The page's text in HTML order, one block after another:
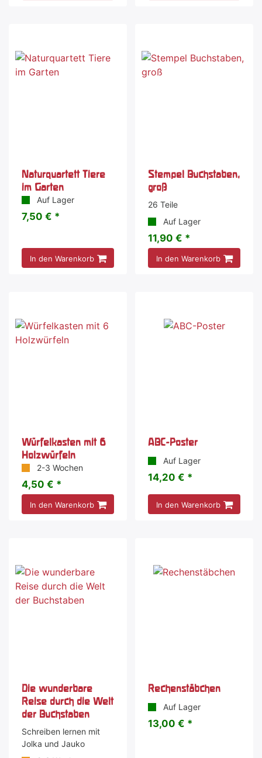
Naturquartett Tiere
im Garten
Auf Lager
7,50 € *
In den Warenkorb
Stempel Buchstaben,
groß
26 Teile
Auf Lager
11,90 € *
In den Warenkorb
Würfelkasten mit 6
Holzwürfeln
2-3 Wochen
4,50 € *
In den Warenkorb
ABC-Poster
Auf Lager
14,20 € *
In den Warenkorb
Die wunderbare
Reise durch die Welt
der Buchstaben
Schreiben lernen mit
Jolka und Jauko
Rechenstäbchen
Auf Lager
13,00 € *